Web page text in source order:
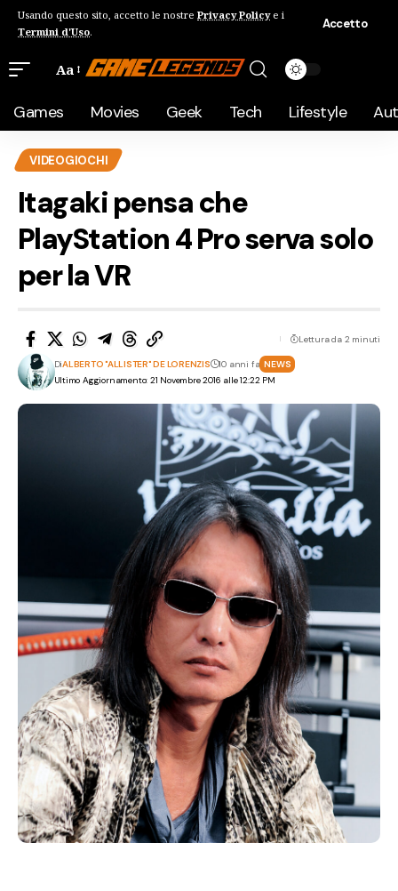
Usando questo sito, accetto le nostre Privacy Policye i
Termini d'Uso.
Accetto
Aa
Games Movies Geek Tech Lifestyle
VIDEOGIOCHI
Itagaki pensa che
PlayStation 4 Pro serva solo
per la VR
Ultimo Aggiornamento: 21 Novembre 2016 alle 12:22 PM
DiALBERTO "ALLISTER" DE LORENZIS 10 anni fa NEWS
Lettura da 2 minuti